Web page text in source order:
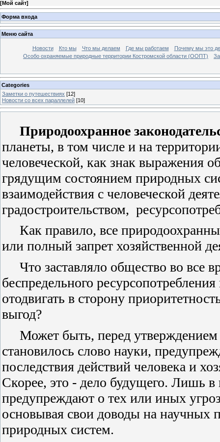
[Мой сайт]
Форма входа
Меню сайта
Новости Кто мы Что мы делаем Где мы работаем
Почему мы это
Особо охраняемые природные территории Костромской области (ООПТ)
Categories
Заметки о путешествиях [12]
Новости со всех параллелей [10]
Природоохранное
планеты, в том числе и на
человеческой, как знак выражения
грядущим состоянием природных
взаимодействия с человеческой
градостроительством,
Как правило, все
или полный запрет хозяйственной
Что заставляло общество во все
беспредельного
отодвигать в сторону
выгод?
Может быть, перед
становилось слово науки,
последствия действий человека и
Скорее, это - дело будущего. Лишь
предупреждают о тех или иных
основывая свои доводы на научных
природных систем.